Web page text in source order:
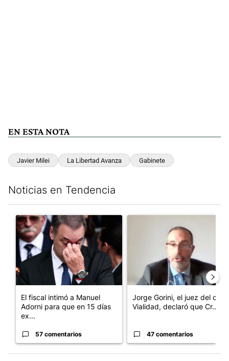
EN ESTA NOTA
Javier Milei La Libertad Avanza Gabinete
Noticias en Tendencia
Un artículo de tendencia con el título "El fiscal intimó a
El fiscal intimó a Manuel
Adorni para que en 15 días
ex...
57 comentarios
Jorge Gorini, el juez del caso
Vialidad, declaró que Cr...
47 comentarios